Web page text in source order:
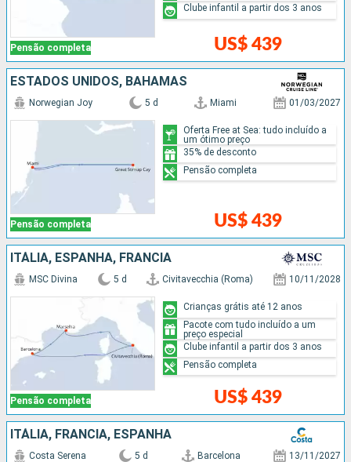
Pensão completa US$ 439
Clube infantil a partir dos 3 anos
ESTADOS UNIDOS, BAHAMAS
Pensão completa
Norwegian Joy 5 d Miami 01/03/2027
US$ 439
Oferta Free at Sea: tudo incluído a
um ótimo preço
35% de desconto
Pensão completa
ITÁLIA, ESPANHA, FRANCIA
Pensão completa
MSC Divina 5 d Civitavecchia (Roma) 10/11/2028
US$ 439
Crianças grátis até 12 anos
Pacote com tudo incluído a um
preço especial
Clube infantil a partir dos 3 anos
Pensão completa
ITÁLIA, FRANCIA, ESPANHA
Costa Serena 5 d Barcelona 13/11/2027